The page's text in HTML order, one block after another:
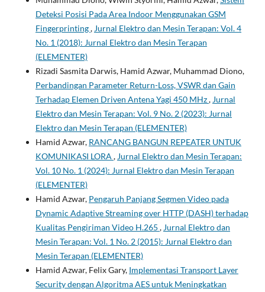
Deteksi Posisi Pada Area Indoor Menggunakan GSM
Fingerprinting, Jurnal Elektro dan Mesin Terapan: Vol. 4
No. 1 (2018): Jurnal Elektro dan Mesin Terapan
(ELEMENTER)
Rizadi Sasmita Darwis, Hamid Azwar, Muhammad Diono,
Perbandingan Parameter Return-Loss, VSWR dan Gain
Terhadap Elemen Driven Antena Yagi 450 MHz, Jurnal
Elektro dan Mesin Terapan: Vol. 9 No. 2 (2023): Jurnal
Elektro dan Mesin Terapan (ELEMENTER)
Hamid Azwar, RANCANG BANGUN REPEATER UNTUK
KOMUNIKASI LORA , Jurnal Elektro dan Mesin Terapan:
Vol. 10 No. 1 (2024): Jurnal Elektro dan Mesin Terapan
(ELEMENTER)
Hamid Azwar, Pengaruh Panjang Segmen Video pada
Dynamic Adaptive Streaming over HTTP (DASH) terhadap
Kualitas Pengiriman Video H.265 , Jurnal Elektro dan
Mesin Terapan: Vol. 1 No. 2 (2015): Jurnal Elektro dan
Mesin Terapan (ELEMENTER)
Hamid Azwar, Felix Gary, Implementasi Transport Layer
Security dengan Algoritma AES untuk Meningkatkan